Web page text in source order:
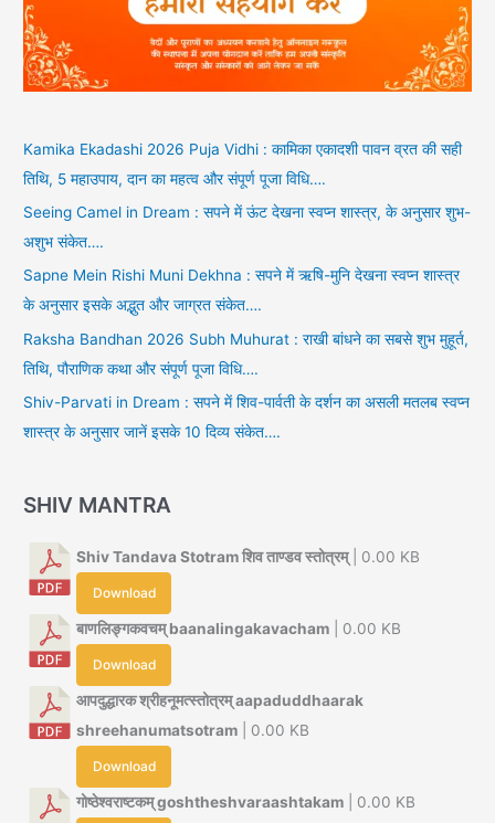
Kamika Ekadashi 2026 Puja Vidhi : कामिका एकादशी पावन व्रत की सही
तिथि, 5 महाउपाय, दान का महत्व और संपूर्ण पूजा विधि….
Seeing Camel in Dream : सपने में ऊंट देखना स्वप्न शास्त्र, के अनुसार शुभ-
अशुभ संकेत….
Sapne Mein Rishi Muni Dekhna : सपने में ऋषि-मुनि देखना स्वप्न शास्त्र
के अनुसार इसके अद्भुत और जाग्रत संकेत….
Raksha Bandhan 2026 Subh Muhurat : राखी बांधने का सबसे शुभ मुहूर्त,
तिथि, पौराणिक कथा और संपूर्ण पूजा विधि….
Shiv-Parvati in Dream : सपने में शिव-पार्वती के दर्शन का असली मतलब स्वप्न
शास्त्र के अनुसार जानें इसके 10 दिव्य संकेत….
SHIV MANTRA
Shiv Tandava Stotram शिव ताण्डव स्तोत्रम्| 0.00 KB
Download
बाणलिङ्गकवचम् baanalingakavacham | 0.00 KB
Download
आपदुद्धारक श्रीहनूमत्स्तोत्रम् aapaduddhaarak
shreehanumatsotram | 0.00 KB
Download
गोष्ठेश्वराष्टकम् goshtheshvaraashtakam | 0.00 KB